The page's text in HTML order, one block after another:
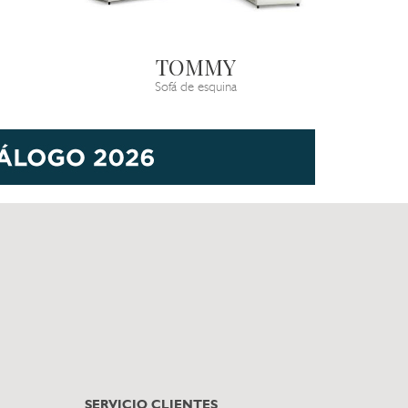
TOMMY
Sofá de esquina
SERVICIO CLIENTES